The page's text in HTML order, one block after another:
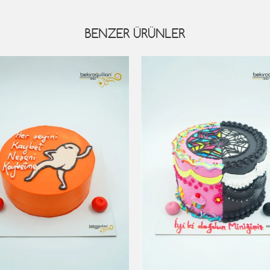
BENZER ÜRÜNLER